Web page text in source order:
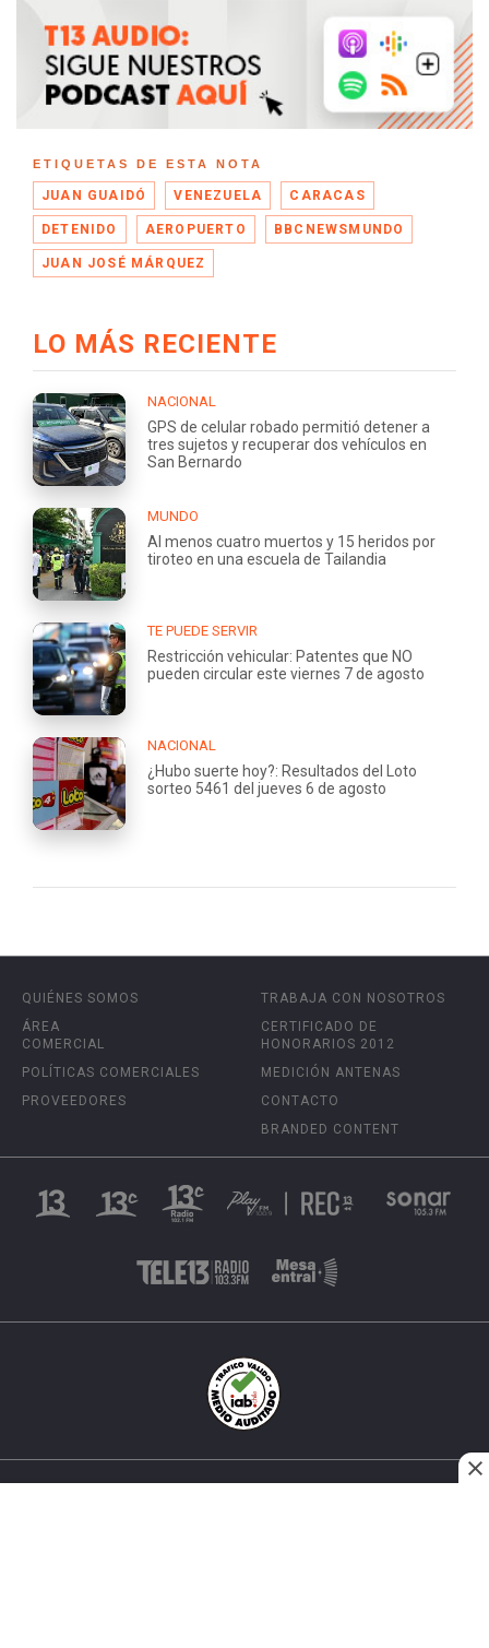
ETIQUETAS DE ESTA NOTA
JUAN GUAIDÓ VENEZUELA CARACAS
DETENIDO AEROPUERTO BBCNEWSMUNDO
JUAN JOSÉ MÁRQUEZ
LO MÁS RECIENTE
NACIONAL
GPS de celular robado permitió detener a
tres sujetos y recuperar dos vehículos en
San Bernardo
MUNDO
Al menos cuatro muertos y 15 heridos por
tiroteo en una escuela de Tailandia
TE PUEDE SERVIR
Restricción vehicular: Patentes que NO
pueden circular este viernes 7 de agosto
NACIONAL
¿Hubo suerte hoy?: Resultados del Loto
sorteo 5461 del jueves 6 de agosto
QUIÉNES SOMOS
ÁREA
COMERCIAL
POLÍTICAS COMERCIALES
PROVEEDORES
TRABAJA CON NOSOTROS
CERTIFICADO DE
HONORARIOS 2012
MEDICIÓN ANTENAS
CONTACTO
BRANDED CONTENT